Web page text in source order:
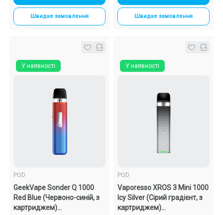
Швидке замовлення Швидке замовлення
У наявності
POD
GeekVape Sonder Q 1000
Red Blue (Червоно-синій, з
картриджем)
У наявності
POD
Vaporesso XROS 3 Mini 1000
Icy Silver (Сірий градієнт, з
картриджем)